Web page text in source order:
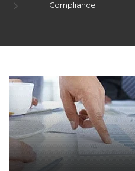
Compliance